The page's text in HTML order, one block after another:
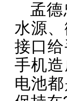
孟
水源
接口
手机
电池